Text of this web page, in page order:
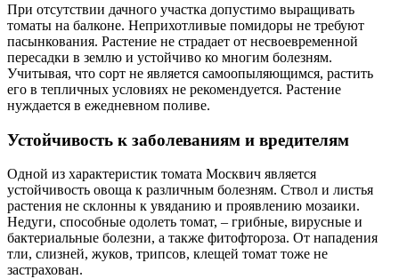
При отсутствии дачного участка допустимо выращивать
томаты на балконе. Неприхотливые помидоры не требуют
пасынкования. Растение не страдает от несвоевременной
пересадки в землю и устойчиво ко многим болезням.
Учитывая, что сорт не является самоопыляющимся, растить
его в тепличных условиях не рекомендуется. Растение
нуждается в ежедневном поливе.
Устойчивость к заболеваниям и вредителям
Одной из характеристик томата Москвич является
устойчивость овоща к различным болезням. Ствол и листья
растения не склонны к увяданию и проявлению мозаики.
Недуги, способные одолеть томат, – грибные, вирусные и
бактериальные болезни, а также фитофтороза. От нападения
тли, слизней, жуков, трипсов, клещей томат тоже не
застрахован.